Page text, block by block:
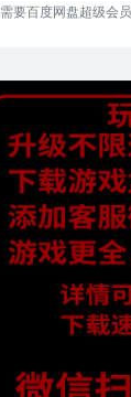
需要百度网盘超级会